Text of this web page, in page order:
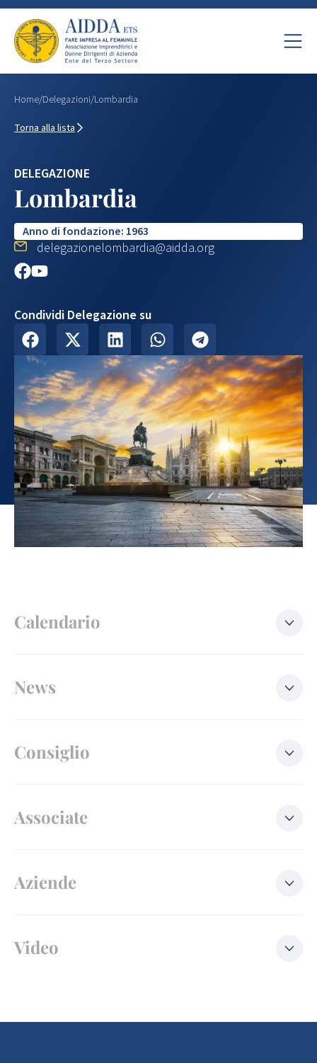
Home/Delegazioni/Lombardia
Torna alla lista
DELEGAZIONE
Lombardia
Anno di fondazione: 1963
delegazionelombardia@aidda.org
Condividi Delegazione su
Calendario
News
Consiglio
Associate
Aziende
Video